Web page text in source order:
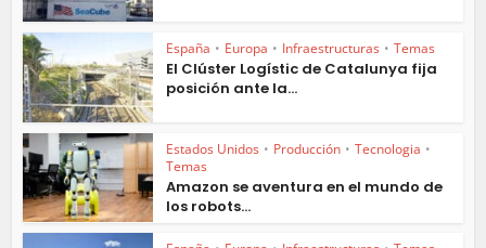
España • Europa • Infraestructuras • Temas
El Clúster Logístic de Catalunya fija
posición ante la...
Estados Unidos • Producción • Tecnologia •
Temas
Amazon se aventura en el mundo de
los robots...